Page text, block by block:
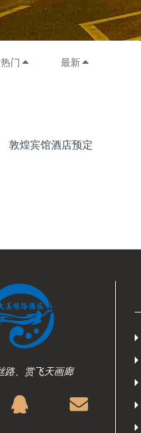
热门 最新
敦煌宾馆酒店预定
路、赏飞天画廊